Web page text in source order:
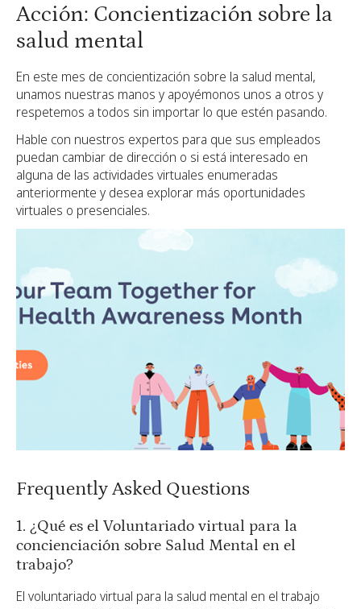
Acción: Concientización sobre la
salud mental
En este mes de concientización sobre la salud mental,
unamos nuestras manos y apoyémonos unos a otros y
respetemos a todos sin importar lo que estén pasando.
Hable con nuestros expertos para que sus empleados
puedan cambiar de dirección o si está interesado en
alguna de las actividades virtuales enumeradas
anteriormente y desea explorar más oportunidades
virtuales o presenciales.
Frequently Asked Questions
1. ¿Qué es el Voluntariado virtual para la
concienciación sobre Salud Mental en el
trabajo?
El voluntariado virtual para la salud mental en el trabajo